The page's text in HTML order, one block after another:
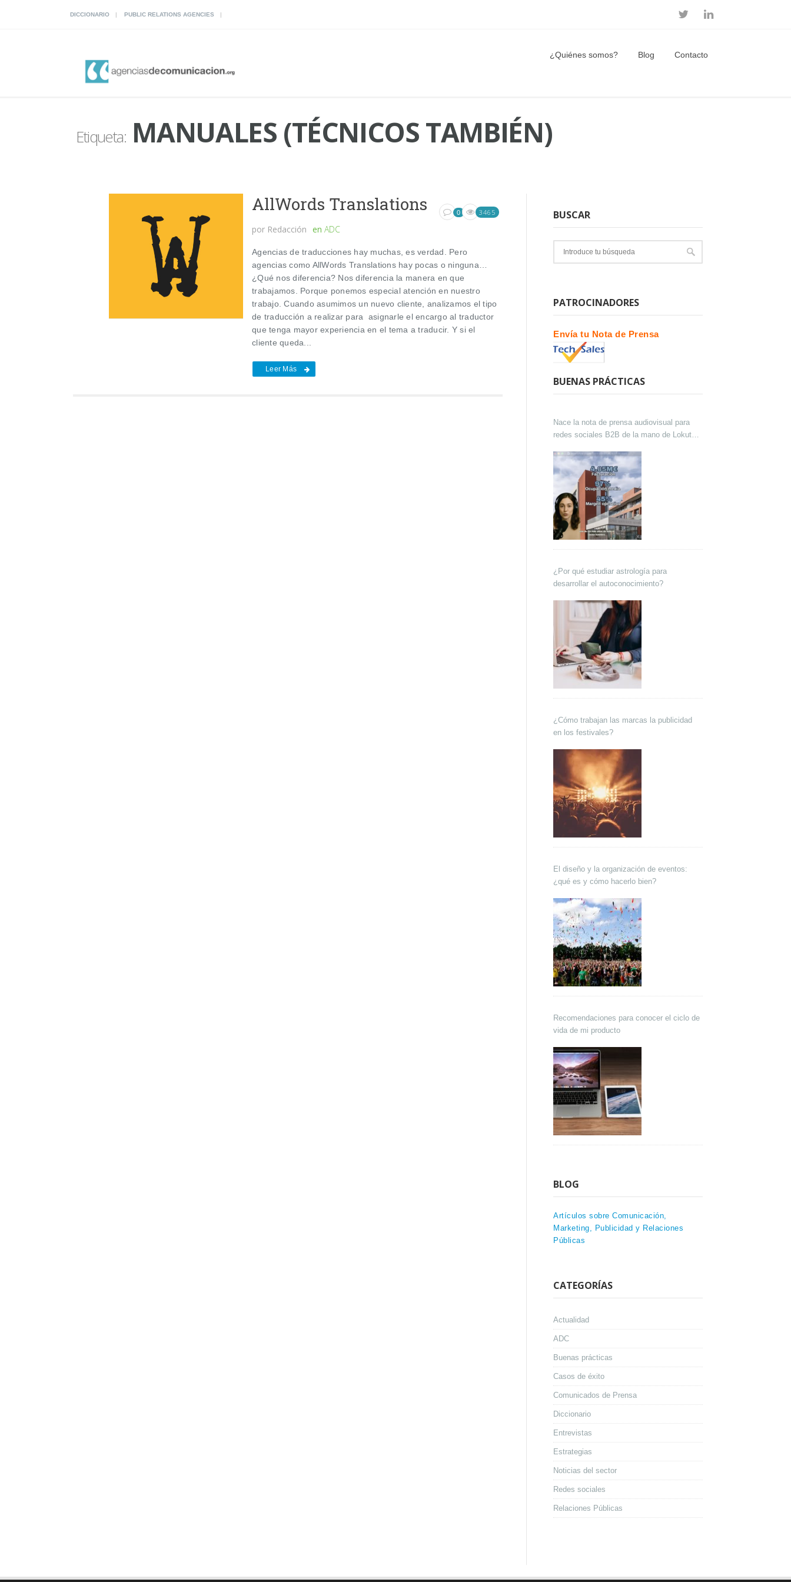
DICCIONARIO PUBLIC RELATIONS AGENCIES
¿Quiénes somos? Blog Contacto
Etiqueta:MANUALES (TÉCNICOS TAMBIÉN)
AllWords Translations
por Redacción en ADC
0 3465
Agencias de traducciones hay muchas, es verdad. Pero
agencias como AllWords Translations hay pocas o ninguna…
¿Qué nos diferencia? Nos diferencia la manera en que
trabajamos. Porque ponemos especial atención en nuestro
trabajo. Cuando asumimos un nuevo cliente, analizamos el tipo
de traducción a realizar para asignarle el encargo al traductor
que tenga mayor experiencia en el tema a traducir. Y si el
cliente queda...
Leer Más
BUSCAR
PATROCINADORES
Envía tu Nota de Prensa
BUENAS PRÁCTICAS
Nace la nota de prensa audiovisual para
redes sociales B2B de la mano de Lokutor
¿Por qué estudiar astrología para
desarrollar el autoconocimiento?
¿Cómo trabajan las marcas la publicidad
en los festivales?
El diseño y la organización de eventos:
¿qué es y cómo hacerlo bien?
Recomendaciones para conocer el ciclo de
vida de mi producto
BLOG
Artículos sobre Comunicación,
Marketing, Publicidad y Relaciones
Públicas
CATEGORÍAS
Actualidad
ADC
Buenas prácticas
Casos de éxito
Comunicados de Prensa
Diccionario
Entrevistas
Estrategias
Noticias del sector
Redes sociales
Relaciones Públicas